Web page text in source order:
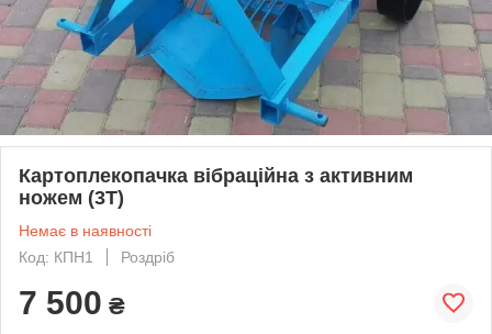
Картоплекопачка вібраційна з активним
ножем (3Т)
Немає в наявності
Код: КПН1
Роздріб
7 500 ₴